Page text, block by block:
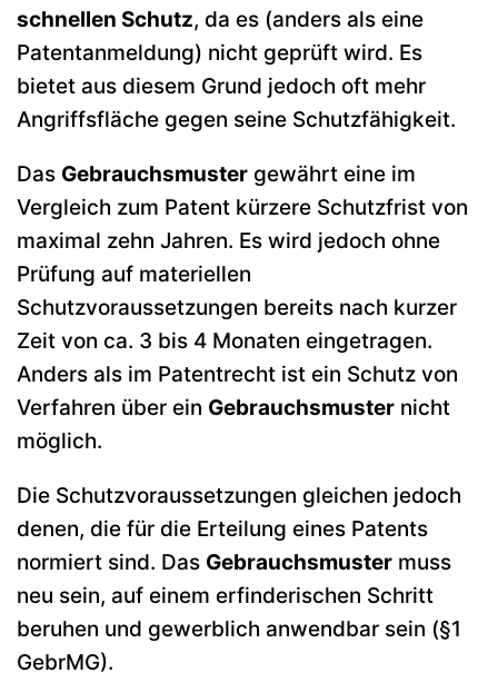
schnellen Schutz, da es (anders als eine
Patentanmeldung) nicht geprüft wird. Es
bietet aus diesem Grund jedoch oft mehr
Angriffsfläche gegen seine Schutzfähigkeit.
Das Gebrauchsmuster gewährt eine im
Vergleich zum Patent kürzere Schutzfrist von
maximal zehn Jahren. Es wird jedoch ohne
Prüfung auf materiellen
Schutzvoraussetzungen bereits nach kurzer
Zeit von ca. 3 bis 4 Monaten eingetragen.
Anders als im Patentrecht ist ein Schutz von
Verfahren über ein Gebrauchsmuster nicht
möglich.
Die Schutzvoraussetzungen gleichen jedoch
denen, die für die Erteilung eines Patents
normiert sind. Das Gebrauchsmuster muss
neu sein, auf einem erfinderischen Schritt
beruhen und gewerblich anwendbar sein (§1
GebrMG).